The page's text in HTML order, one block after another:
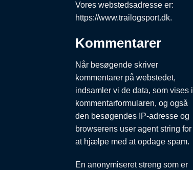
Vores webstedsadresse er:
https://www.trailogsport.dk.
Kommentarer
Når besøgende skriver
kommentarer på webstedet,
indsamler vi de data, som vises i
kommentarformularen, og også
den besøgendes IP-adresse og
browserens user agent string for
at hjælpe med at opdage spam.
En anonymiseret streng som er